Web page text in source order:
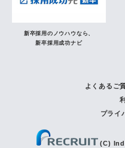
新卒採用のノウハウなら、
新卒採用成功ナビ
(C)
よくあるご
プライ